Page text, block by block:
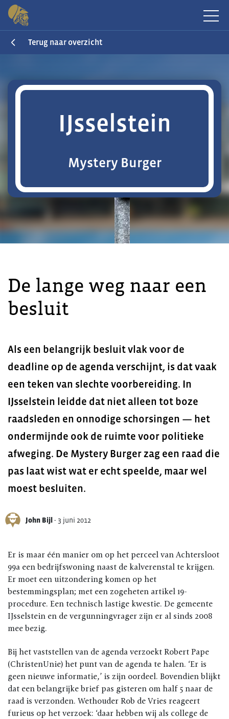
Terug naar overzicht
IJsselstein
Mystery Burger
De lange weg naar een
besluit
Als een belangrijk besluit vlak voor de
deadline op de agenda verschijnt, is dat vaak
een teken van slechte voorbereiding. In
IJsselstein leidde dat niet alleen tot boze
raadsleden en onnodige schorsingen — het
ondermijnde ook de ruimte voor politieke
afweging. De Mystery Burger zag een raad die
pas laat wist wat er echt speelde, maar wel
moest besluiten.
John Bijl - 3 juni 2012
Er is maar één manier om op het perceel van Achtersloot
99a een bedrijfswoning naast de kalverenstal te krijgen.
Er moet een uitzondering komen op het
bestemmingsplan; met een zogeheten artikel 19-
procedure. Een technisch lastige kwestie. De gemeente
IJsselstein en de vergunningvrager zijn er al sinds 2008
mee bezig.
Bij het vaststellen van de agenda verzoekt Robert Pape
(ChristenUnie) het punt van de agenda te halen. ‘Er is
geen nieuwe informatie,’ is zijn oordeel. Bovendien blijkt
dat een belangrijke brief pas gisteren om half 5 naar de
raad is verzonden. Wethouder Rob de Vries reageert
furieus op het verzoek: ‘daar hebben wij als college de